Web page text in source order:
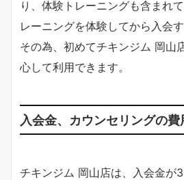
り、体験トレーニングも含まれ
レーニングを体験してから入会
その為、初めてチキンジム 岡山
心して利用できます。
入会金、カウンセリングの費
チキンジム 岡山店は、入会金が